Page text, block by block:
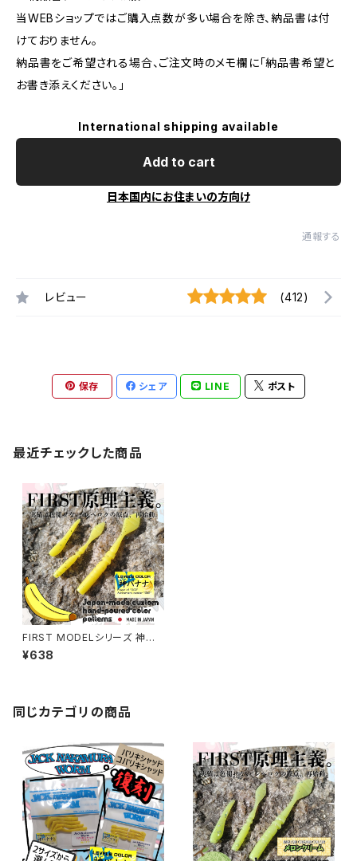
当WEBショップではご購入点数が多い場合を除き、納品書は付
けておりません。
納品書をご希望される場合、ご注文時のメモ欄に｢納品書希望と
お書き添えください。」
International shipping available
Add to cart
日本国内にお住まいの方向け
通報する
レビュー (412)
保存 シェア LINE ポスト
最近チェックした商品
FIRST MODELシリーズ 神バ
¥638
同じカテゴリの商品